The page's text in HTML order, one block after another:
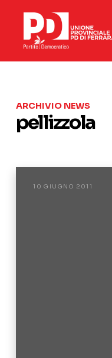
ARCHIVIO NEWS
pellizzola
10 GIUGNO 2011